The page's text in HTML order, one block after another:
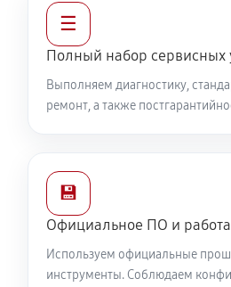
☰
Полный набор сервисных
Выполняем диагностику,
ремонт, а также
💾
Официальное ПО и
Используем официальные
инструменты. Соблюдаем